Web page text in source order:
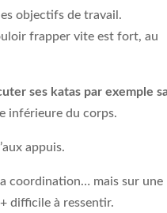
objectifs de travail.
frapper vite est fort, au
ses katas par exemple
inférieure du corps.
appuis.
coordination… mais sur une
difficile à ressentir.